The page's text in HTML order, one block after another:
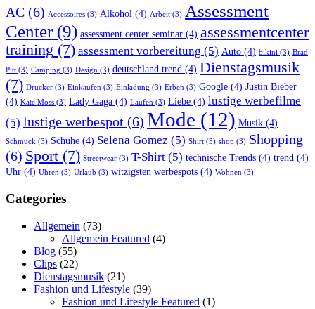
AC (6) Accessoires (3) Alkohol (4) Arbeit (3) Assessment
Center(9) assessment center seminar (4) assessmentcenter
training (7) assessment vorbereitung (5) Auto (4) bikini (3) Brad
Pitt (3) Camping (3) Design (3) deutschland trend (4) Dienstagsmusik
(7) Drucker (3) Einkaufen (3) Einladung (3) Erben (3) Google (4) Justin Bieber
(4) Kate Moss (3) Lady Gaga (4) Laufen (3) Liebe (4) lustige werbefilme
(5) lustige werbespot (6) Mode (12) Musik (4)
Schmuck (3) Schuhe (4) Selena Gomez (5) Shirt (3) shop (3) Shopping
(6) Sport (7) Streetwear (3) T-Shirt (5) technische Trends (4) trend (4)
Uhr (4) Uhren (3) Urlaub (3) witzigsten werbespots (4) Wohnen (3)
Categories
Allgemein (73)
Allgemein Featured (4)
Blog (55)
Clips (22)
Dienstagsmusik (21)
Fashion und Lifestyle (39)
Fashion und Lifestyle Featured (1)